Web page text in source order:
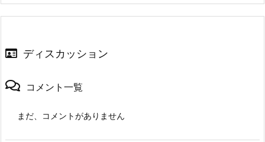
ディスカッション
コメント一覧
まだ、コメントがありません